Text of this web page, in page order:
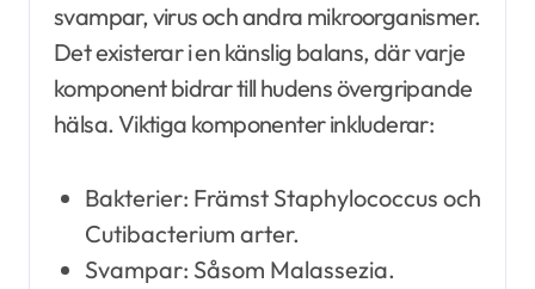
svampar, virus och andra mikroorganismer.
Det existerar i en känslig balans, där varje
komponent bidrar till hudens övergripande
hälsa. Viktiga komponenter inkluderar:
Bakterier: Främst Staphylococcus och
Cutibacterium arter.
Svampar: Såsom Malassezia.